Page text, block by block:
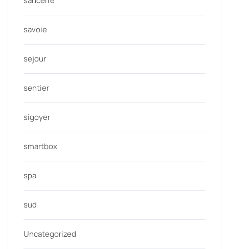
savoie
sejour
sentier
sigoyer
smartbox
spa
sud
Uncategorized